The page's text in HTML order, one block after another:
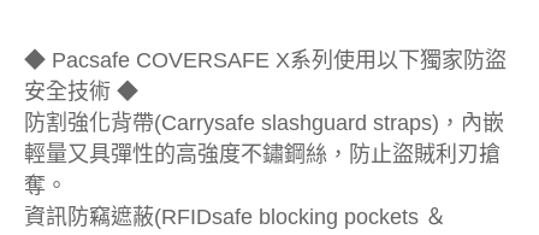
◆ Pacsafe COVERSAFE X系列使用以下獨家防盜
安全技術 ◆
防割強化背帶(Carrysafe slashguard straps)，內嵌
輕量又具彈性的高強度不鏽鋼絲，防止盜賊利刃搶
奪。
資訊防竊遮蔽(RFIDsafe blocking pockets ＆